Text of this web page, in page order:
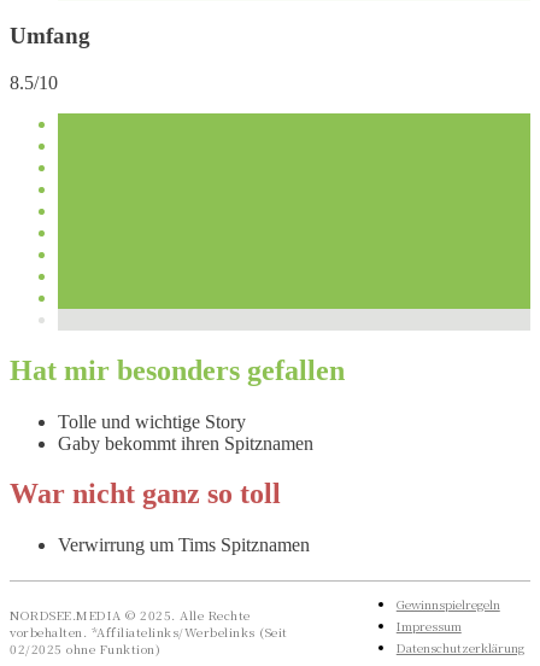
Umfang
8.5/10
Hat mir besonders gefallen
Tolle und wichtige Story
Gaby bekommt ihren Spitznamen
War nicht ganz so toll
Verwirrung um Tims Spitznamen
NORDSEE.MEDIA © 2025. Alle Rechte
vorbehalten. *Affiliatelinks/Werbelinks (Seit
02/2025 ohne Funktion)
Gewinnspielregeln
Impressum
Datenschutzerklärung